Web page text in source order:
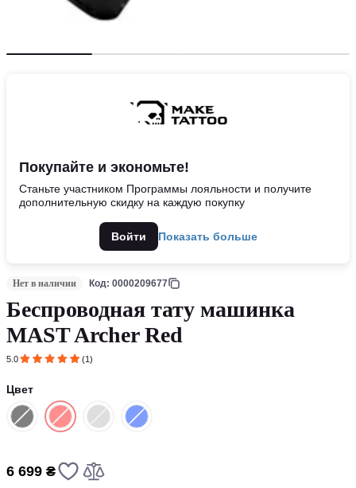
Покупайте и экономьте!
Станьте участником Программы лояльности и получите
дополнительную скидку на каждую покупку
Войти Показать больше
Нет в наличии Код: 0000209677
Беспроводная тату машинка
MAST Archer Red
5.0 (1)
Цвет
6 699 ₴